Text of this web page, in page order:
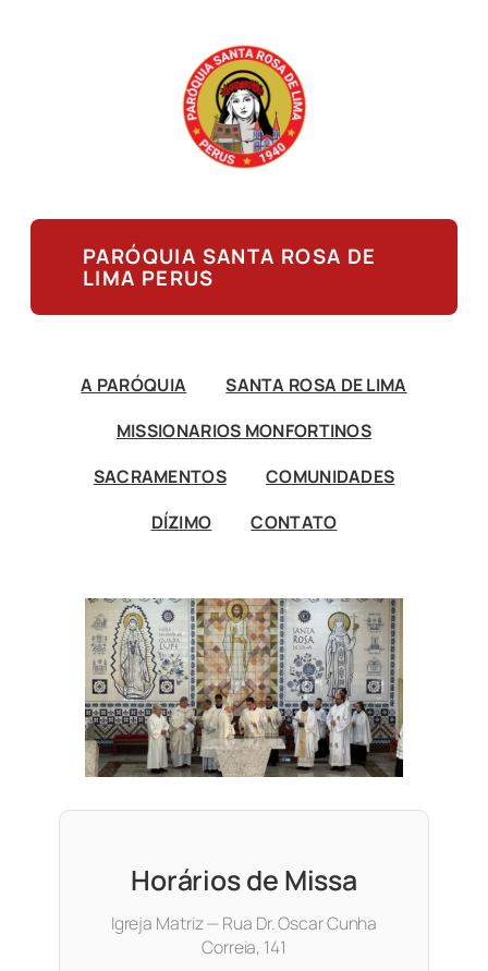
PARÓQUIA SANTA ROSA DE
LIMA PERUS
A PARÓQUIA
SANTA ROSA DE LIMA
MISSIONARIOS MONFORTINOS
SACRAMENTOS
COMUNIDADES
DÍZIMO
CONTATO
Horários de Missa
Igreja Matriz — Rua Dr. Oscar Cunha
Correia, 141